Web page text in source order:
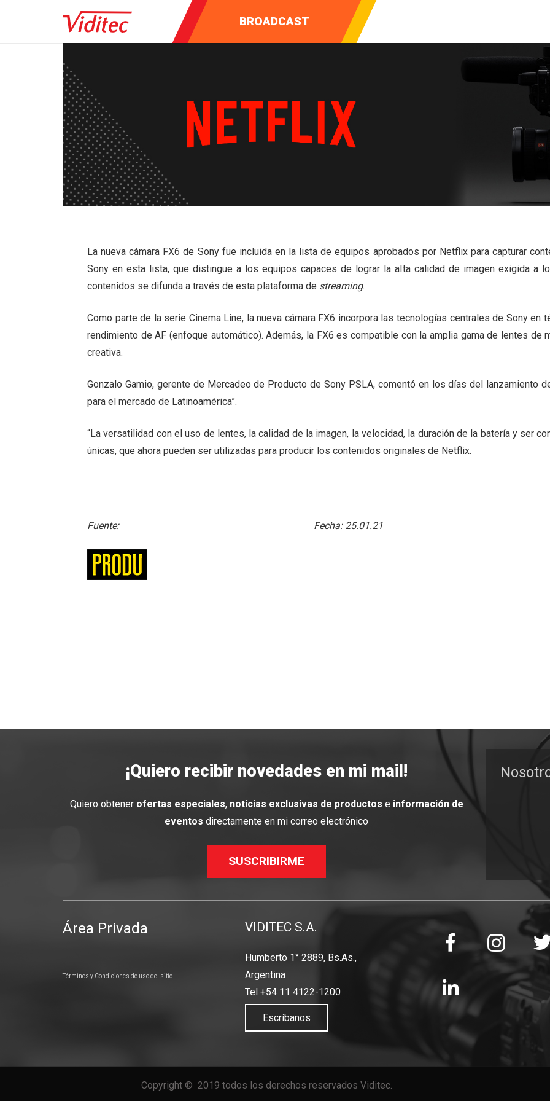
AUDIO Y VIDEO
BROADCAST
INSTRUMENTOS DE
MEDICIÓN
La nueva cámara FX6 de Sony fue incluida en la lista de equipos aprobados por Netflix para capturar
Sony en esta lista, que distingue a los equipos capaces de lograr la alta calidad de imagen exigida a
contenidos se difunda a través de esta plataforma de streaming.
Como parte de la serie Cinema Line, la nueva cámara FX6 incorpora las tecnologías centrales de Sony en
rendimiento de AF (enfoque automático). Además, la FX6 es compatible con la amplia gama de lentes de
creativa.
Gonzalo Gamio, gerente de Mercadeo de Producto de Sony PSLA, comentó en los días del lanzamiento
para el mercado de Latinoamérica”.
“La versatilidad con el uso de lentes, la calidad de la imagen, la velocidad, la duración de la batería y ser
únicas, que ahora pueden ser utilizadas para producir los contenidos originales de Netflix.
Fuente: Fecha: 25.01.21
¡Quiero recibir novedades en mi mail!
Quiero obtener ofertas especiales, noticias exclusivas de productos e información de
eventos directamente en mi correo electrónico
SUSCRIBIRME
Área Privada
Términos y Condiciones de uso del sitio
VIDITEC S.A.
Humberto 1° 2889, Bs.As.,
Argentina
Tel +54 11 4122-1200
Escríbanos
Copyright © 2019 todos los derechos reservados Viditec.